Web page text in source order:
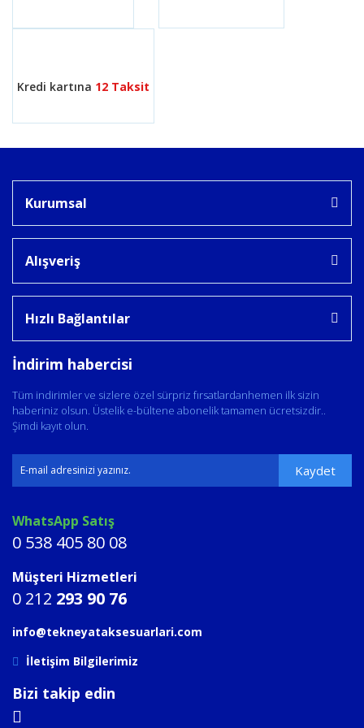
Kredi kartına 12 Taksit
Kurumsal
Alışveriş
Hızlı Bağlantılar
İndirim habercisi
Tüm indirimler ve sizlere özel sürpriz fırsatlardanhemen ilk sizin
haberiniz olsun. Üstelik e-bültene abonelik tamamen ücretsizdir..
Şimdi kayıt olun.
Kaydet
WhatsApp Satış
0 538 405 80 08
Müşteri Hizmetleri
0 212 293 90 76
info@tekneyataksesuarlari.com
İletişim Bilgilerimiz
Bizi takip edin